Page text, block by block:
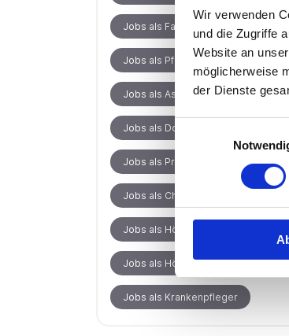
Wir verwenden
und die Zugriffe
Website an
möglicherweise
der Dienste
Einwilligungsauswahl
Jobs als Facharzt
Jobs als Pflegefachkraft
Jobs als Assistenzarzt
Jobs als Dozent
Jobs als Produktionsmitarbeiter
Jobs als Chefarzt
Jobs als Hörakustikermeister
Jobs als Hörakustiker
Jobs als Krankenpfleger